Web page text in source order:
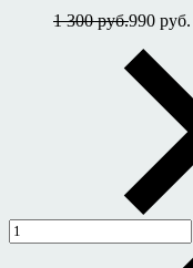
1 300 руб.990 руб.